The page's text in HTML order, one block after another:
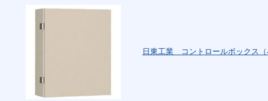
日東工業 コントロールボックス（